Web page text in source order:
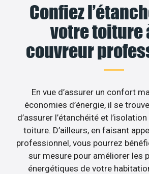
Confiez
votre toiture
couvreur
En vue d’assurer un confort
économies d’énergie, il se
d’assurer l’étanchéité et
toiture. D’ailleurs, en faisant
professionnel, vous pourrez
sur mesure pour améliorer les
énergétiques de votre